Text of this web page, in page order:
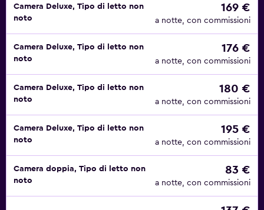
Camera Deluxe, Tipo di letto non
noto
169 €
a notte, con commissioni
Camera Deluxe, Tipo di letto non
noto
176 €
a notte, con commissioni
Camera Deluxe, Tipo di letto non
noto
180 €
a notte, con commissioni
Camera Deluxe, Tipo di letto non
noto
195 €
a notte, con commissioni
Camera doppia, Tipo di letto non
noto
83 €
a notte, con commissioni